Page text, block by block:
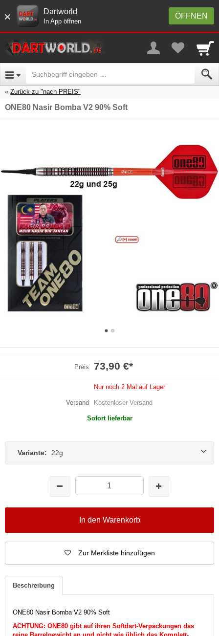
× ÖFFNEN
Dartworld
In App öffnen
Zurück zu "nach PREIS"
ONE80 Nasir Bomba V2 90% Soft
Preis 73,90 €*
Nur noch 2 Mal auf Lager
Versand Kostenloser Versand
Sofort lieferbar
Variante: 22g
In den Warenkorb
Zur Merkliste hinzufügen
Beschreibung
ONE80 Nasir Bomba V2 90% Soft
ACHTUNG: ONE80 gibt auf ihren Softdart-Verpackungen das
reine Barrelgewicht an und nicht wie üblich das Komplett-